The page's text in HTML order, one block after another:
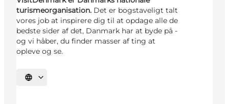
turismeorganisation. Det er bogstaveligt talt
vores job at inspirere dig til at opdage alle de
bedste sider af det, Danmark har at byde på -
og vi håber, du finder masser af ting at
opleve og se.
Vælg sprog